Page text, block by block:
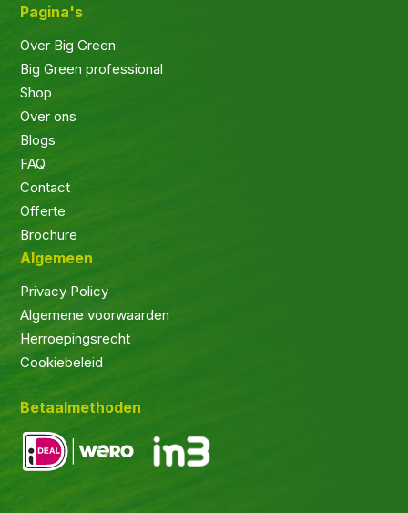
Pagina's
Over Big Green
Big Green professional
Shop
Over ons
Blogs
FAQ
Contact
Offerte
Brochure
Algemeen
Privacy Policy
Algemene voorwaarden
Herroepingsrecht
Cookiebeleid
Betaalmethoden